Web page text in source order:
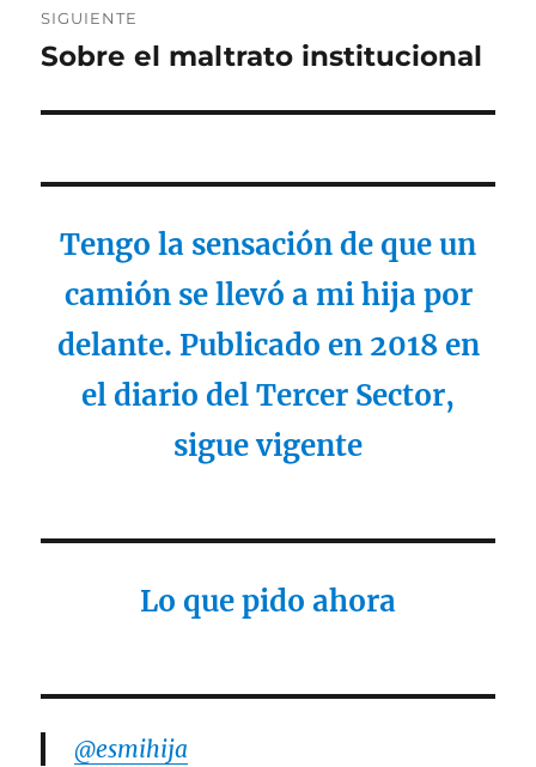
SIGUIENTE
Entrada
Sobre el maltrato institucional
Tengo la sensación de que un
camión se llevó a mi hija por
delante. Publicado en 2018 en
el diario del Tercer Sector,
sigue vigente
Lo que pido ahora
@esmihija